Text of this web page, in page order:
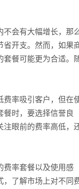
不会有大幅增长，那
省开支。然而，如果
套餐可能更为合适。
费率吸引客户，但在
餐时，要选择信誉良
注眼前的费率高低，
费率套餐以及使用感
，了解市场上对不同